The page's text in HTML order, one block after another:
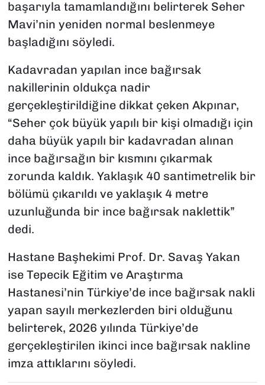
başarıyla tamamlandığını belirterek Seher
Mavi’nin yeniden normal beslenmeye
başladığını söyledi.
Kadavradan yapılan ince bağırsak
nakillerinin oldukça nadir
gerçekleştirildiğine dikkat çeken Akpınar,
“Seher çok büyük yapılı bir kişi olmadığı için
daha büyük yapılı bir kadavradan alınan
ince bağırsağın bir kısmını çıkarmak
zorunda kaldık. Yaklaşık 40 santimetrelik bir
bölümü çıkarıldı ve yaklaşık 4 metre
uzunluğunda bir ince bağırsak naklettik”
dedi.
Hastane Başhekimi Prof. Dr. Savaş Yakan
ise Tepecik Eğitim ve Araştırma
Hastanesi’nin Türkiye’de ince bağırsak nakli
yapan sayılı merkezlerden biri olduğunu
belirterek, 2026 yılında Türkiye’de
gerçekleştirilen ikinci ince bağırsak nakline
imza attıklarını söyledi.